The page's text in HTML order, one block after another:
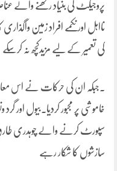
پروجیکٹ کی بنیاد رکھنے والے
نااہل اور نکمے افراد زمین
کی تعمیر کے لیے مزیدکچھ نہ کرسکے
۔جبکہ ان کی حرکات نے اس
خاموشی پر مجبور کردیا۔بیول اور
سپورٹ کرنے والے چوہدری طارق
سازشوں کا شکار رہے